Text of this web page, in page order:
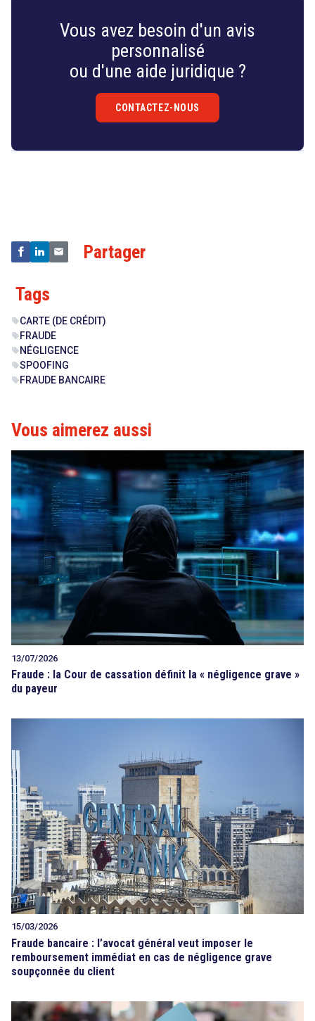
Vous avez besoin d'un avis
personnalisé
ou d'une aide juridique ?
CONTACTEZ-NOUS
Partager
Tags
sellCARTE (DE CRÉDIT)
sell FRAUDE
sell NÉGLIGENCE
sellSPOOFING
sell FRAUDE BANCAIRE
Vous aimerez aussi
13/07/2026
Fraude : la Cour de cassation définit la « négligence grave »
du payeur
15/03/2026
Fraude bancaire : l’avocat général veut imposer le
remboursement immédiat en cas de négligence grave
soupçonnée du client